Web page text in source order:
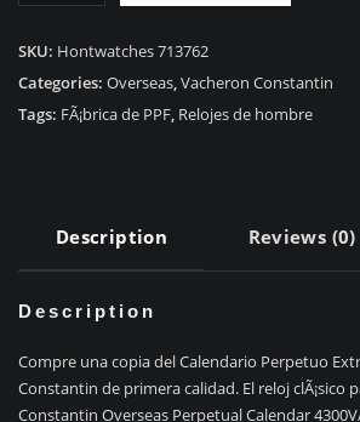
Calendario
Perpetuo
Extranjero
4300V/120R-
SKU: Hontwatches 713762
Categories: Overseas,Vacheron Constantin
Tags: FÃ¡brica de PPF, Relojes de hombre
Description Reviews (0)
Description
Compre una copia del Calendario Perpetuo
Constantin de primera calidad. El reloj clÃ¡sico
Constantin Overseas Perpetual Calendar